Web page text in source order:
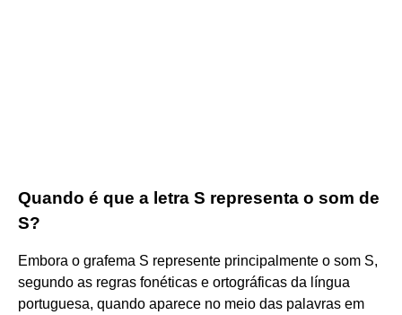
Quando é que a letra S representa o som de
S?
Embora o grafema S represente principalmente o som S,
segundo as regras fonéticas e ortográficas da língua
portuguesa, quando aparece no meio das palavras em